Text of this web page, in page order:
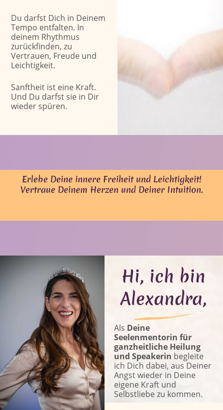
Du darfst Dich in Deinem
Tempo entfalten. In
deinem Rhythmus
zurückfinden, zu
Vertrauen, Freude und
Leichtigkeit.
Sanftheit ist eine Kraft.
Und Du darfst sie in Dir
wieder spüren.
Erlebe Deine innere Freiheit und Leichtigkeit!
Vertraue Deinem Herzen und Deiner Intuition.
Hi, ich bin
Alexandra,
Als Deine
Seelenmentorin für
ganzheitliche Heilung
und Speakerin begleite
ich Dich dabei, aus Deiner
Angst wieder in Deine
eigene Kraft und
Selbstliebe zu kommen.